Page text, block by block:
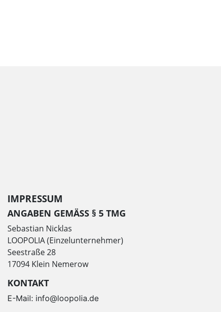
IMPRESSUM
ANGABEN GEMÄSS § 5 TMG
Sebastian Nicklas
LOOPOLIA (Einzelunternehmer)
Seestraße 28
17094 Klein Nemerow
KONTAKT
E-Mail: info@loopolia.de